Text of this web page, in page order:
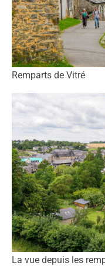
Remparts de Vitré
La vue depuis les